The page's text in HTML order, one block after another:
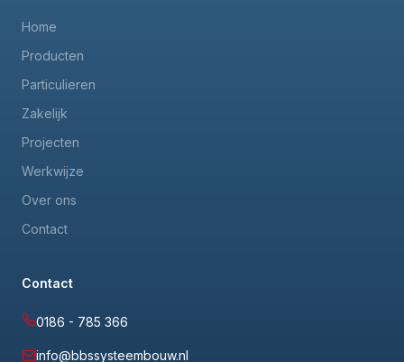
Home
Producten
Particulieren
Zakelijk
Projecten
Werkwijze
Over ons
Contact
Contact
0186 - 785 366
info@bbssysteembouw.nl